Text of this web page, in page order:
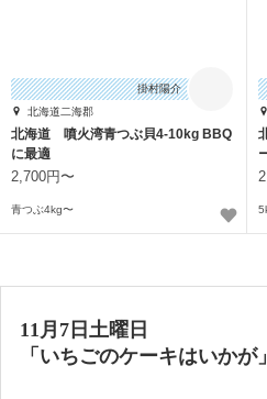
掛村陽介
北海道二海郡
北海道 噴火湾青つぶ貝4-10kg BBQ
に最適
2,700円〜
青つぶ4kg〜
11月7日土曜日
「いちごのケーキはいかが」